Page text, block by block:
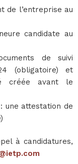
de l’entreprise au
candidate au
de suivi
(obligatoire) et
créée avant le
une attestation de
à candidatures,